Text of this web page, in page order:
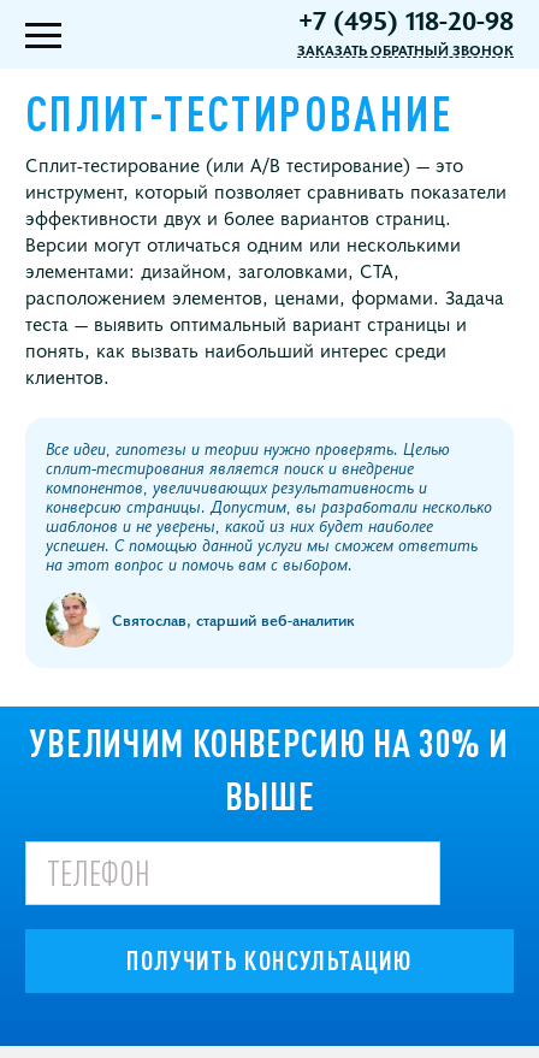
+7 (495) 118-20-98
ЗАКАЗАТЬ ОБРАТНЫЙ ЗВОНОК
СПЛИТ-ТЕСТИРОВАНИЕ
Сплит-тестирование (или A/B тестирование) — это
инструмент, который позволяет сравнивать показатели
эффективности двух и более вариантов страниц.
Версии могут отличаться одним или несколькими
элементами: дизайном, заголовками, CTA,
расположением элементов, ценами, формами. Задача
теста — выявить оптимальный вариант страницы и
понять, как вызвать наибольший интерес среди
клиентов.
Все идеи, гипотезы и теории нужно проверять. Целью
сплит-тестирования является поиск и внедрение
компонентов, увеличивающих результативность и
конверсию страницы. Допустим, вы разработали несколько
шаблонов и не уверены, какой из них будет наиболее
успешен. С помощью данной услуги мы сможем ответить
на этот вопрос и помочь вам с выбором.
Святослав, старший веб-аналитик
УВЕЛИЧИМ КОНВЕРСИЮ НА 30% И
ВЫШЕ
ПОЛУЧИТЬ КОНСУЛЬТАЦИЮ